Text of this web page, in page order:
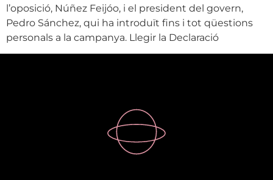
l’oposició, Núñez Feijóo, i el president del govern,
Pedro Sánchez, qui ha introduït fins i tot qüestions
personals a la campanya. Llegir la Declaració